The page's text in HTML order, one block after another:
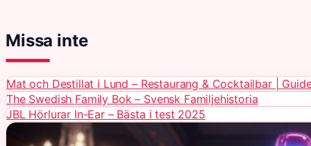
Missa inte
Mat och Destillat i Lund – Restaurang & Cocktailbar |
The Swedish Family Bok – Svensk Familjehistoria
JBL Hörlurar In-Ear – Bästa i test 2025